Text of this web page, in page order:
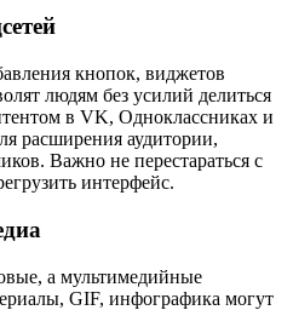
кнопок, виджетов
людям без усилий делиться
в VK, Одноклассниках и
расширения аудитории,
Важно не перестараться с
интерфейс.
а мультимедийные
GIF, инфографика могут